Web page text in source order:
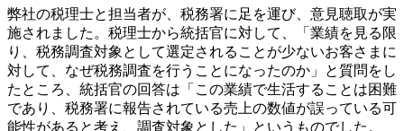
弊社の税理士と担当者が、税務署に足を運び、意見聴取が実
施されました。税理士から統括官に対して、「業績を見る限
り、税務調査対象として選定されることが少ないお客さまに
対して、なぜ税務調査を行うことになったのか」と質問をし
たところ、統括官の回答は「この業績で生活することは困難
であり、税務署に報告されている売上の数値が誤っている可
能性があると考え、調査対象とした」というものでした。